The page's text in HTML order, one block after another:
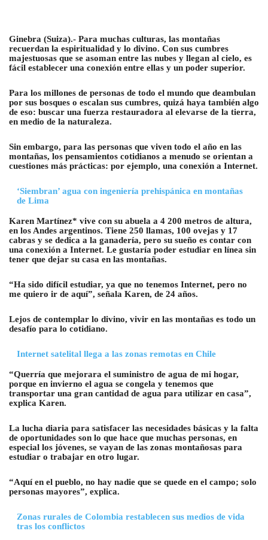
Ginebra (Suiza).- Para muchas culturas, las montañas
recuerdan la espiritualidad y lo divino. Con sus cumbres
majestuosas que se asoman entre las nubes y llegan al cielo, es
fácil establecer una conexión entre ellas y un poder superior.
Para los millones de personas de todo el mundo que deambulan
por sus bosques o escalan sus cumbres, quizá haya también algo
de eso: buscar una fuerza restauradora al elevarse de la tierra,
en medio de la naturaleza.
Sin embargo, para las personas que viven todo el año en las
montañas, los pensamientos cotidianos a menudo se orientan a
cuestiones más prácticas: por ejemplo, una conexión a Internet.
‘Siembran’ agua con ingeniería prehispánica en montañas
de Lima
Karen Martínez* vive con su abuela a 4 200 metros de altura,
en los Andes argentinos. Tiene 250 llamas, 100 ovejas y 17
cabras y se dedica a la ganadería, pero su sueño es contar con
una conexión a Internet. Le gustaría poder estudiar en línea sin
tener que dejar su casa en las montañas.
“Ha sido difícil estudiar, ya que no tenemos Internet, pero no
me quiero ir de aquí”, señala Karen, de 24 años.
Lejos de contemplar lo divino, vivir en las montañas es todo un
desafío para lo cotidiano.
Internet satelital llega a las zonas remotas en Chile
“Querría que mejorara el suministro de agua de mi hogar,
porque en invierno el agua se congela y tenemos que
transportar una gran cantidad de agua para utilizar en casa”,
explica Karen.
La lucha diaria para satisfacer las necesidades básicas y la falta
de oportunidades son lo que hace que muchas personas, en
especial los jóvenes, se vayan de las zonas montañosas para
estudiar o trabajar en otro lugar.
“Aquí en el pueblo, no hay nadie que se quede en el campo; solo
personas mayores”, explica.
Zonas rurales de Colombia restablecen sus medios de vida
tras los conflictos